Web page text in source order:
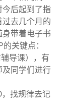
后起到了指
去几个月的
带着电子书
关键点：
导课），有
同学们进行
找规律去记